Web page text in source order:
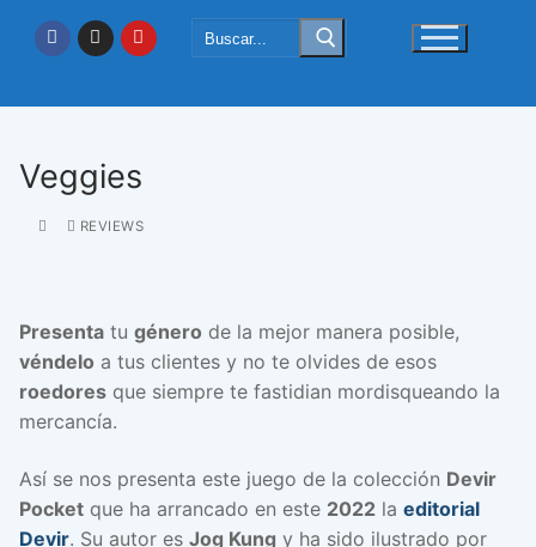
Buscar:
Veggies
REVIEWS
Presenta tu género de la mejor manera posible,
véndelo a tus clientes y no te olvides de esos
roedores que siempre te fastidian mordisqueando la
mercancía.
Así se nos presenta este juego de la colección Devir
Pocket que ha arrancado en este 2022 la editorial
Devir. Su autor es Jog Kung y ha sido ilustrado por